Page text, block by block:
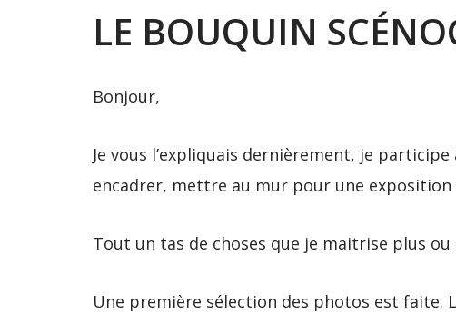
LE BOUQUIN
Bonjour,
Je vous l’expliquais dernièrement, je
encadrer, mettre au mur pour une
Tout un tas de choses que je maitrise plus ou
Une première sélection des photos est faite.